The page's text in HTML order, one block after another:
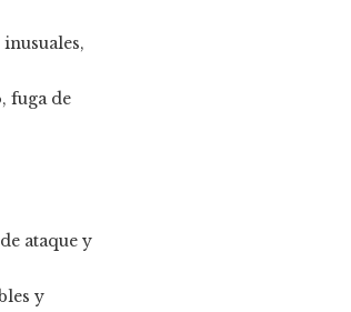
fuga de
ataque y
y